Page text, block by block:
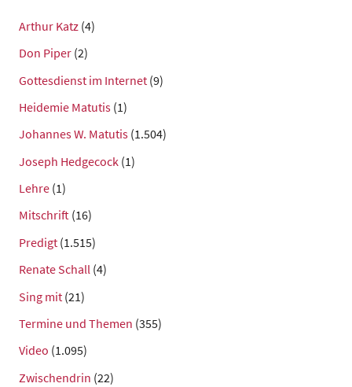
Arthur Katz (4)
Don Piper (2)
Gottesdienst im Internet (9)
Heidemie Matutis (1)
Johannes W. Matutis (1.504)
Joseph Hedgecock (1)
Lehre (1)
Mitschrift (16)
Predigt (1.515)
Renate Schall (4)
Sing mit (21)
Termine und Themen (355)
Video (1.095)
Zwischendrin (22)